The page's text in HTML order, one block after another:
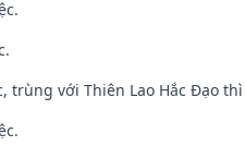
trùng với Thiên Lao Hắc Đạo thì